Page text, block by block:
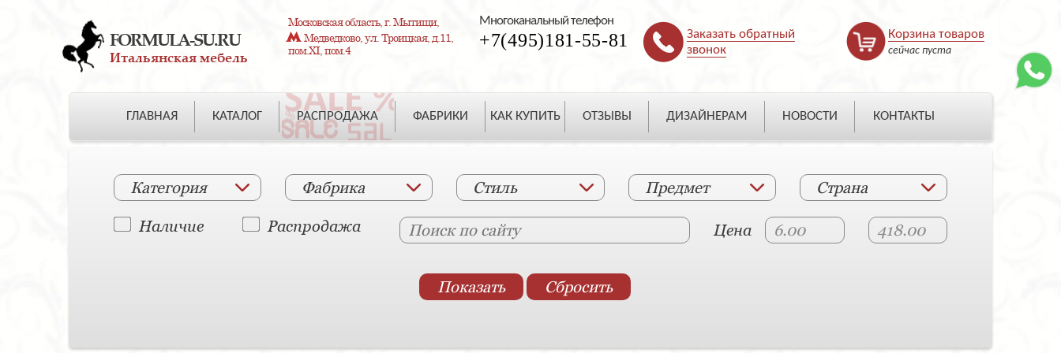
FORMULA-SU.RU
Итальянская мебель
Московская область, г. Мытищи,
Медведково, ул. Троицкая, д.11,
пом.XI, пом.4
Многоканальный телефон
+7(495)181-55-81
Заказать обратный
звонок
Корзина товаров
сейчас пуста
ГЛАВНАЯ КАТАЛОГ РАСПРОДАЖА ФАБРИКИ КАК КУПИТЬ ОТЗЫВЫ ДИЗАЙНЕРАМ НОВОСТИ КОНТАКТЫ
Категория Фабрика Стиль Предмет Страна
Наличие Распродажа Цена